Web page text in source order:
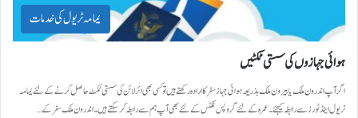
یمامہ ٹریول کی خدمات
ہوائی جہازوں کی سستی ٹکٹیں
اگر آپ اندرون ملک یا بیرون ملک بذریعہ ہوائی جہاز سفر کا ارادہ رکھتے ہیں تو کسی بھی ائرلائن کی سستی ٹکٹ حاصل کرنے کے لئے یمامہ
ٹریول اینڈ ٹورز سے رابطہ کیجئے۔عمرہ کے لئے گروپس ٹکٹس کے لئے بھی آپ ہم سے رابطہ کرسکتے ہیں۔ اندرون ملک سفر کے…